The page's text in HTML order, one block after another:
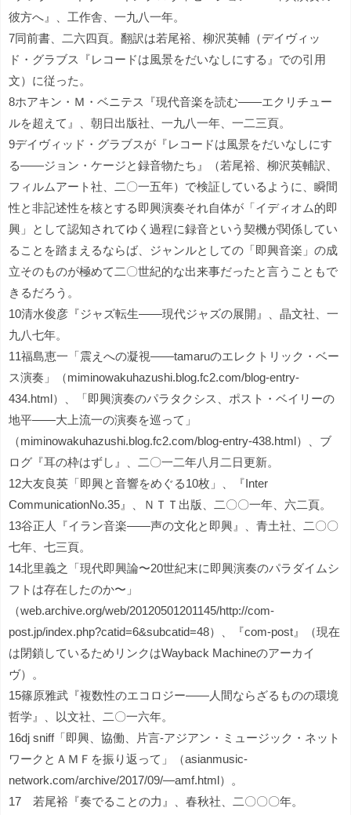
彼方へ』、工作舎、一九八一年。
7同前書、二六四頁。翻訳は若尾裕、柳沢英輔（デイヴィッ
ド・グラブス『レコードは風景をだいなしにする』での引用
文）に従った。
8ホアキン・Ｍ・ベニテス『現代音楽を読む――エクリチュー
ルを超えて』、朝日出版社、一九八一年、一二三頁。
9デイヴィッド・グラブスが『レコードは風景をだいなしにす
る――ジョン・ケージと録音物たち』（若尾裕、柳沢英輔訳、
フィルムアート社、二〇一五年）で検証しているように、瞬間
性と非記述性を核とする即興演奏それ自体が「イディオム的即
興」として認知されてゆく過程に録音という契機が関係してい
ることを踏まえるならば、ジャンルとしての「即興音楽」の成
立そのものが極めて二〇世紀的な出来事だったと言うこともで
きるだろう。
10清水俊彦『ジャズ転生――現代ジャズの展開』、晶文社、一
九八七年。
11福島恵一「震えへの凝視――tamaruのエレクトリック・ベー
ス演奏」（miminowakuhazushi.blog.fc2.com/blog-entry-
434.html）、「即興演奏のパラタクシス、ポスト・ベイリーの
地平――大上流一の演奏を巡って」
（miminowakuhazushi.blog.fc2.com/blog-entry-438.html）、ブ
ログ『耳の枠はずし』、二〇一二年八月二日更新。
12大友良英「即興と音響をめぐる10枚」、『Inter
CommunicationNo.35』、ＮＴＴ出版、二〇〇一年、六二頁。
13谷正人『イラン音楽――声の文化と即興』、青土社、二〇〇
七年、七三頁。
14北里義之「現代即興論〜20世紀末に即興演奏のパラダイムシ
フトは存在したのか〜」
（web.archive.org/web/20120501201145/http://com-
post.jp/index.php?catid=6&subcatid=48）、『com-post』（現在
は閉鎖しているためリンクはWayback Machineのアーカイ
ヴ）。
15篠原雅武『複数性のエコロジー――人間ならざるものの環境
哲学』、以文社、二〇一六年。
16dj sniff「即興、協働、片言‐アジアン・ミュージック・ネット
ワークとＡＭＦを振り返って」（asianmusic-
network.com/archive/2017/09/—amf.html）。
17 若尾裕『奏でることの力』、春秋社、二〇〇〇年。